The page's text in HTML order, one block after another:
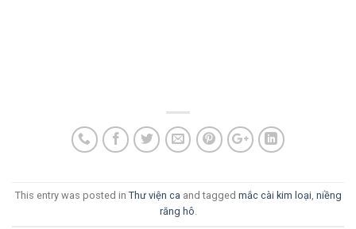
This entry was posted in Thư viện ca and tagged mắc cài kim loại, niềng
răng hô.